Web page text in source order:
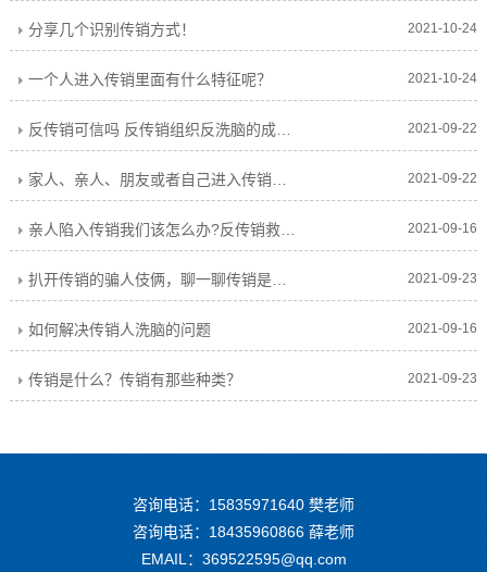
分享几个识别传销方式！ 2021-10-24
一个人进入传销里面有什么特征呢？ 2021-10-24
反传销可信吗 反传销组织反洗脑的成功率高吗 2021-09-22
2021-09-22
亲人陷入传销我们该怎么办?反传销救助亲人不能犯的禁忌 2021-09-16
扒开传销的骗人伎俩，聊一聊传销是如何骗人的 2021-09-23
如何解决传销人洗脑的问题 2021-09-16
传销是什么？传销有那些种类？ 2021-09-23
咨询电话： 15835971640 樊老师
咨询电话： 18435960866 薛老师
EMAIL：369522595@qq.com